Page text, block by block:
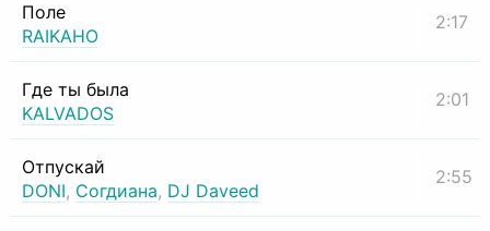
Поле
RAIKAHO
2:17
Где ты была
KALVADOS
2:01
Отпускай
DONI, Согдиана, DJ Daveed
2:55